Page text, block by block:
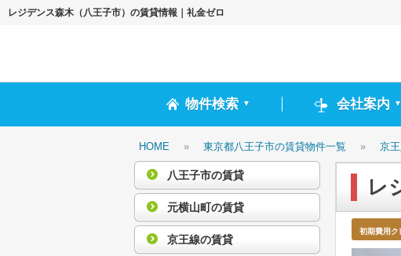
レジデンス森木（八王子市）の賃貸情報｜礼金ゼロ
物件検索 ▼ 会社案内 ▼
HOME » 東京都八王子市の賃貸物件一覧 » 京
レ
初期費用ク
八王子市の賃貸
元横山町の賃貸
京王線の賃貸